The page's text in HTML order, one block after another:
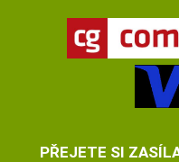
PŘEJETE SI